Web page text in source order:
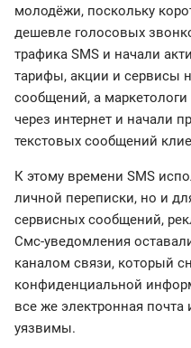
молодёжи, поскольку
дешевле голосовых
трафика SMS и начали
тарифы, акции и сервисы
сообщений, а
через интернет и начали
текстовых сообщений
К этому времени SMS
личной переписки, но и
сервисных сообщений,
Смс-уведомления
каналом связи, который
конфиденциальной
все же электронная
уязвимы.